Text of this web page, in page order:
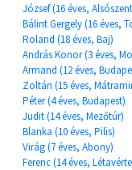
József (16 éves,
Bálint Gergely (16 éves,
Roland (18 éves, Baj)
András Konor (3 éves,
Armand (12 éves,
Zoltán (15 éves,
Péter (4 éves, Budapest)
Judit (14 éves, Mezőtúr)
Blanka (10 éves, Pilis)
Virág (7 éves, Abony)
Ferenc (14 éves,